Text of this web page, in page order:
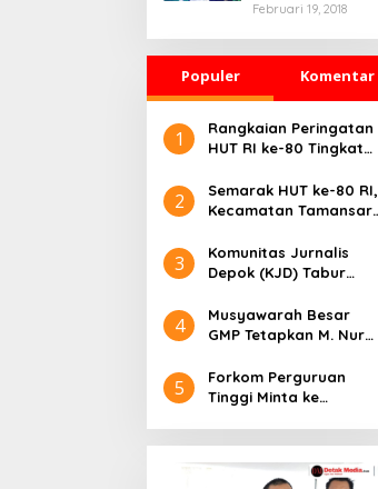
Ganjar dan Gus
Februari 19, 2018
Populer Komentar
1
Rangkaian Peringatan
HUT RI ke-80 Tingkat
Berlangsung Meriah
2
Semarak HUT ke-80 RI,
Kecamatan Tamansari
Lapangan Kemang
3
Komunitas Jurnalis
Depok (KJD) Tabur
Hut Kemerdekaan RI
ke-80
4
Musyawarah Besar
GMP Tetapkan M. Nur
Umum periode 2025-
2028
5
Forkom Perguruan
Tinggi Minta ke